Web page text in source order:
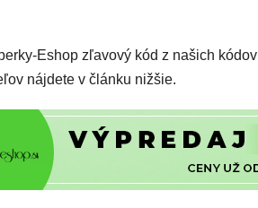
Eshop zľavový kód z našich
nájdete v článku nižšie.